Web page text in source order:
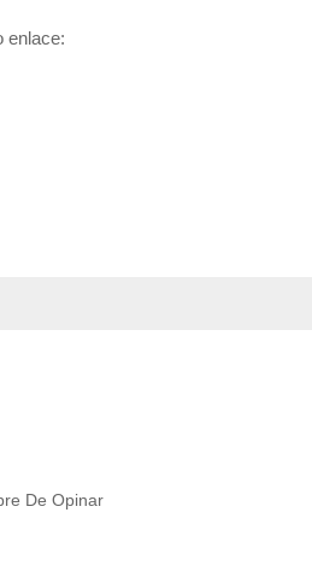
enlace:
De Opinar